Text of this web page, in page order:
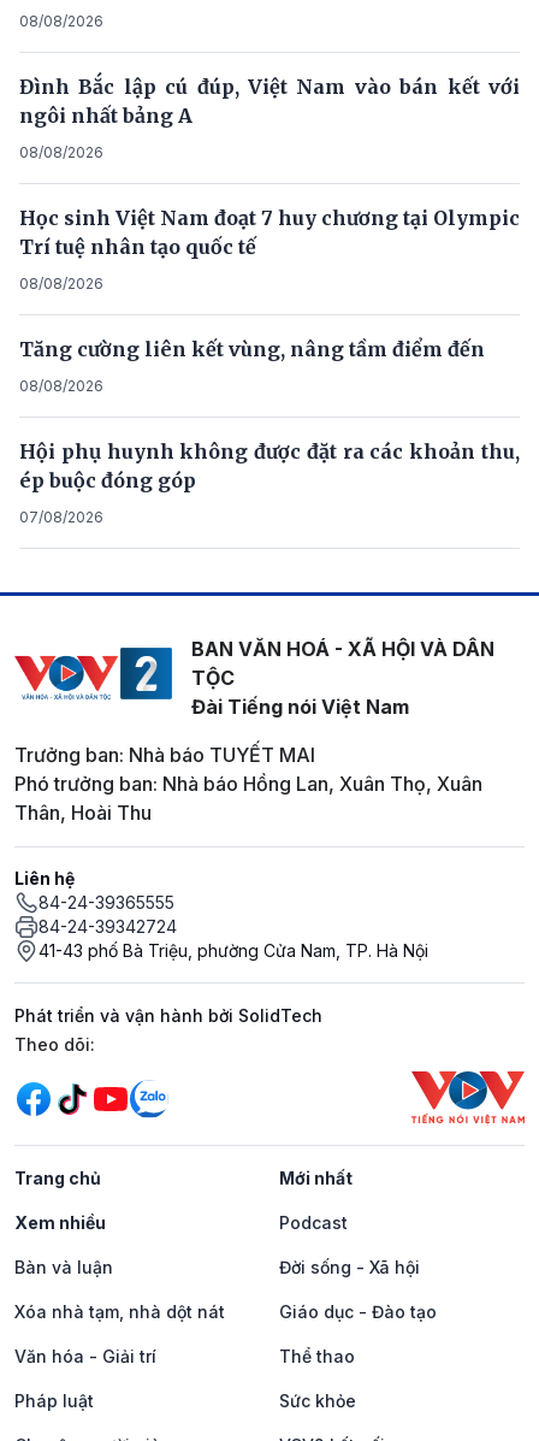
08/08/2026
Đình Bắc lập cú đúp, Việt Nam vào bán kết với
ngôi nhất bảng A
08/08/2026
Học sinh Việt Nam đoạt 7 huy chương tại Olympic
Trí tuệ nhân tạo quốc tế
08/08/2026
Tăng cường liên kết vùng, nâng tầm điểm đến
08/08/2026
Hội phụ huynh không được đặt ra các khoản thu,
ép buộc đóng góp
07/08/2026
BAN VĂN HOÁ - XÃ HỘI VÀ DÂN
TỘC
Đài Tiếng nói Việt Nam
Trưởng ban: Nhà báo TUYẾT MAI
Phó trưởng ban: Nhà báo Hồng Lan, Xuân Thọ, Xuân
Thân, Hoài Thu
Liên hệ
84-24-39365555
84-24-39342724
41-43 phố Bà Triệu, phường Cửa Nam, TP. Hà Nội
Phát triển và vận hành bởi SolidTech
Mạng xã hội
Theo dõi:
Trang chủ Mới nhất
Xem nhiều Podcast
Bàn và luận Đời sống - Xã hội
Xóa nhà tạm, nhà dột nát Giáo dục - Đào tạo
Văn hóa - Giải trí Thể thao
Pháp luật Sức khỏe